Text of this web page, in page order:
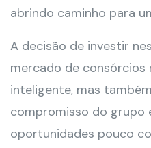
abrindo caminho para
A decisão de investir
mercado de consórcios
inteligente, mas
compromisso do grupo
oportunidades pouco